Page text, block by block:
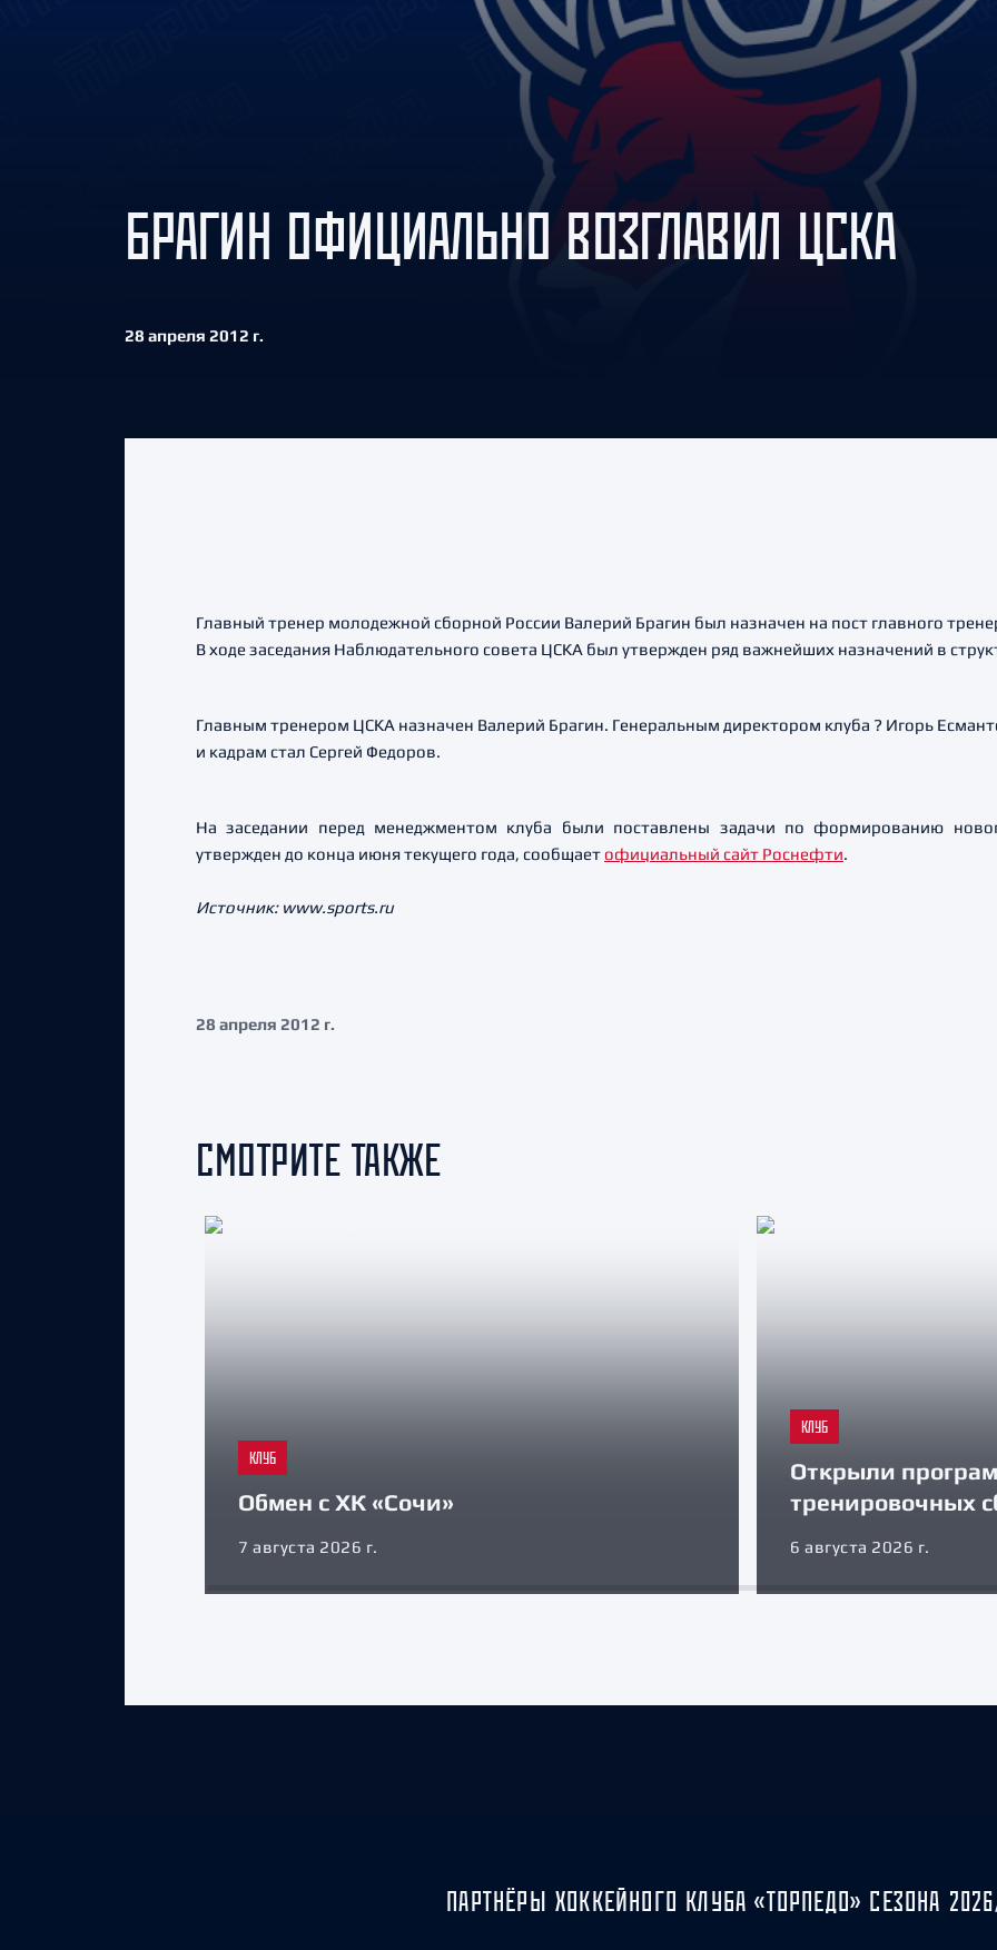
Амур
Барыс
Салават Юлаев
Сибирь
БРАГИН ОФИЦИАЛЬНО ВОЗГЛАВИЛ ЦСКА
28 апреля 2012 г.
Главный тренер молодежной сборной России Валерий Брагин был назначен на пост главного
В ходе заседания Наблюдательного совета ЦСКА был утвержден ряд важнейших назначений в
Главным тренером ЦСКА назначен Валерий Брагин. Генеральным директором клуба ? Игорь
и кадрам стал Сергей Федоров.
На заседании перед менеджментом клуба были поставлены задачи по формированию
утвержден до конца июня текущего года, сообщает официальный сайт Роснефти.
Источник: www.sports.ru
28 апреля 2012 г.
СМОТРИТЕ ТАКЖЕ
КЛУБ
Обмен с ХК «Сочи»
7 августа 2026 г.
КЛУБ
Открыли
тренировочных
6 августа 2026 г.
ПАРТНЁРЫ ХОККЕЙНОГО КЛУБА «ТОРПЕДО» СЕЗОНА